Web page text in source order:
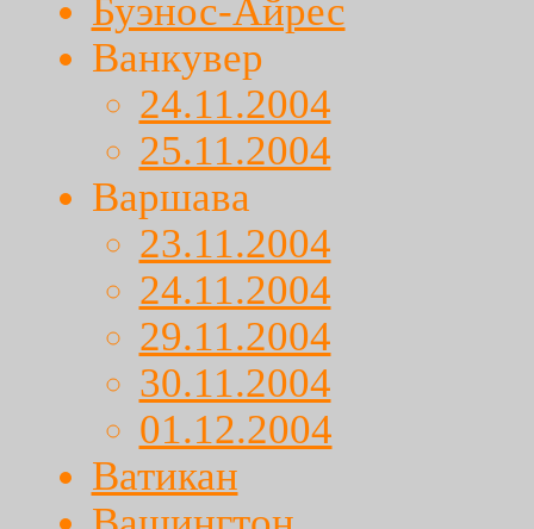
Буэнос-Айрес
Ванкувер
24.11.2004
25.11.2004
Варшава
23.11.2004
24.11.2004
29.11.2004
30.11.2004
01.12.2004
Ватикан